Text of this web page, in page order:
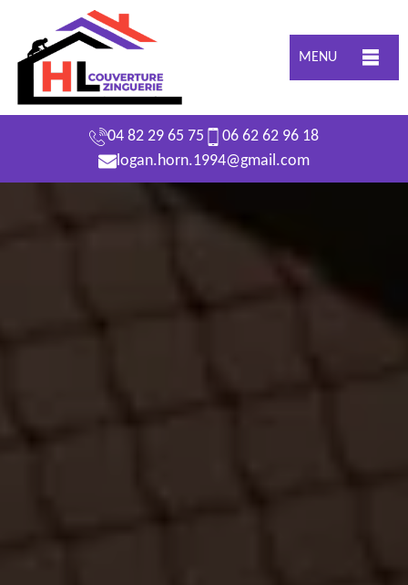
MENU
04 82 29 65 75
06 62 62 96 18
logan.horn.1994@gmail.com